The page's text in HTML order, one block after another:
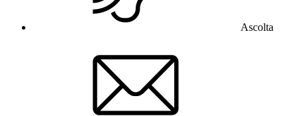
Ascolta